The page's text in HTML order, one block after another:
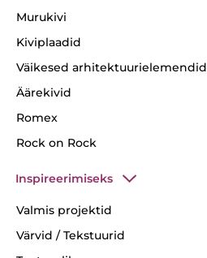
Murukivi
Kiviplaadid
Väikesed arhitektuurielemendid
Äärekivid
Romex
Rock on Rock
Inspireerimiseks
Valmis projektid
Värvid / Tekstuurid